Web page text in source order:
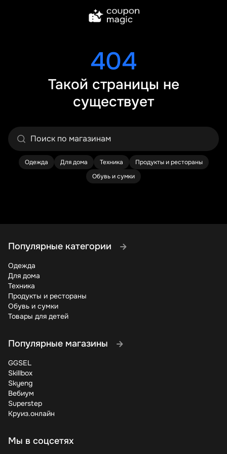
404
Такой страницы не
существует
Одежда Для дома Техника
Продукты и рестораны
Обувь и сумки
Популярные категории
Одежда
Для дома
Техника
Продукты и рестораны
Обувь и сумки
Товары для детей
Популярные магазины
GGSEL
Skillbox
Skyeng
Вебиум
Superstep
Круиз.онлайн
Мы в соцсетях